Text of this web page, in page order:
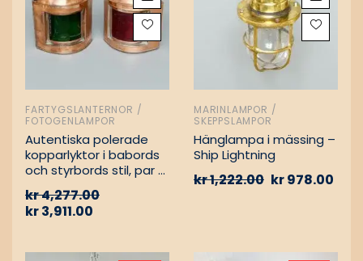
FARTYGSLANTERNOR /
FOTOGENLAMPOR
Autentiska polerade
kopparlyktor i babords
och styrbords stil, par –
oljelampor
kr4,277.00
kr3,911.00
MARINLAMPOR /
SKEPPSLAMPOR
Hänglampa i mässing –
Ship Lightning
kr1,222.00 kr978.00